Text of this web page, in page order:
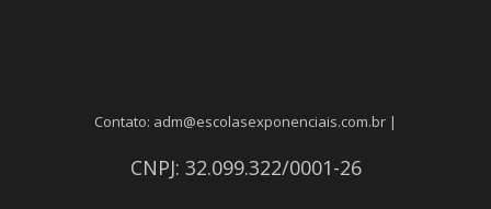
Contato: adm@escolasexponenciais.com.br |
CNPJ: 32.099.322/0001-26